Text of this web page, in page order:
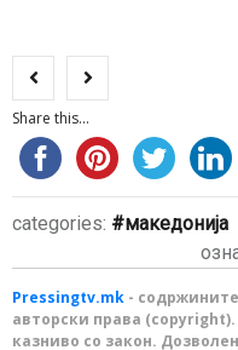
Share this...
categories:
македонија
Pressingtv.mk -
авторски права
казниво со закон.